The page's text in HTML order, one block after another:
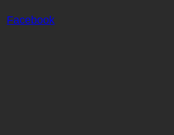
Facebook